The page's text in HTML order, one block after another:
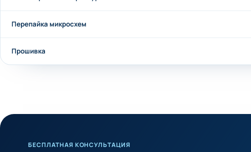
Перепайка микросхем
Прошивка
БЕСПЛАТНАЯ КОНСУЛЬТАЦИЯ